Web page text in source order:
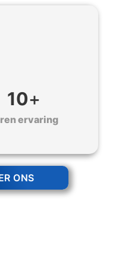
10+
ervaring
ONS